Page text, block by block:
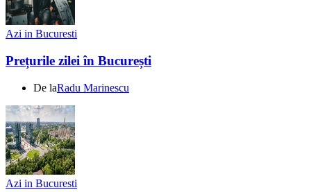
Azi in Bucuresti
Prețurile zilei în București
De laRadu Marinescu
Azi in Bucuresti